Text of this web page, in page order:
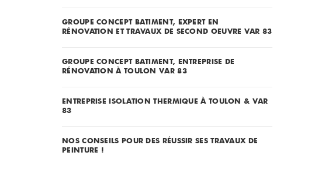
GROUPE CONCEPT BATIMENT, EXPERT EN
RÉNOVATION ET TRAVAUX DE SECOND OEUVRE VAR 83
GROUPE CONCEPT BATIMENT, ENTREPRISE DE
RÉNOVATION À TOULON VAR 83
ENTREPRISE ISOLATION THERMIQUE À TOULON & VAR
83
NOS CONSEILS POUR DES RÉUSSIR SES TRAVAUX DE
PEINTURE !